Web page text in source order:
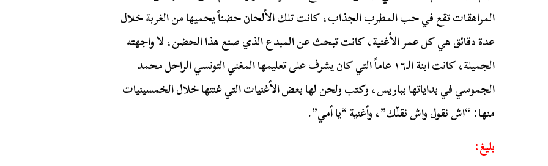
المراهقات تقع في حب المطرب الجذاب، كانت تلك الألحان حضناً يحميها من الغربة خلال
عدة دقائق هي كل عمر الأغنية، كانت تبحث عن المبدع الذي صنع هذا الحضن، لا واجهته
الجميلة، كانت ابنة الـ١٦ عاماً التي كان يشرف على تعليمها المغني التونسي الراحل محمد
الجموسي في بداياتها بباريس، وكتب ولحن لها بعض الأغنيات التي غنتها خلال الخمسينيات
منها: “اش نقول واش نقلّك”، وأغنية “يا أمي”.
بليغ: